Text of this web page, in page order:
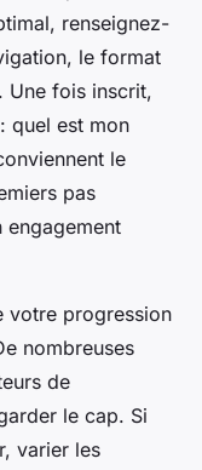
renseignez-
le format
Une fois inscrit,
quel est mon
le
pas
votre progression
nombreuses
de
le cap. Si
varier les